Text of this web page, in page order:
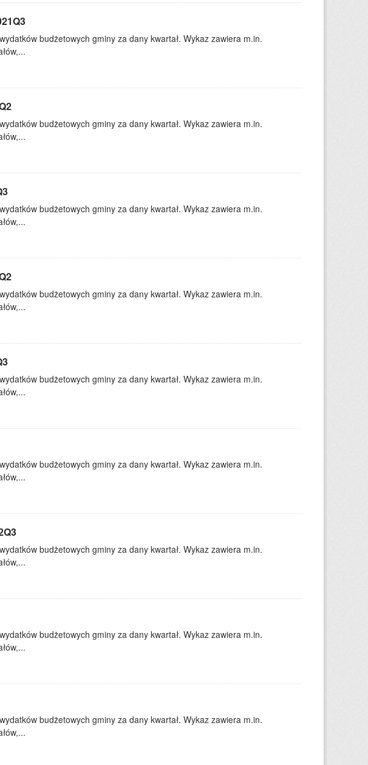
budżetowych gminy za dany kwartał. Wykaz zawiera m.in.
budżetowych gminy za dany kwartał. Wykaz zawiera m.in.
budżetowych gminy za dany kwartał. Wykaz zawiera m.in.
budżetowych gminy za dany kwartał. Wykaz zawiera m.in.
budżetowych gminy za dany kwartał. Wykaz zawiera m.in.
budżetowych gminy za dany kwartał. Wykaz zawiera m.in.
budżetowych gminy za dany kwartał. Wykaz zawiera m.in.
budżetowych gminy za dany kwartał. Wykaz zawiera m.in.
budżetowych gminy za dany kwartał. Wykaz zawiera m.in.